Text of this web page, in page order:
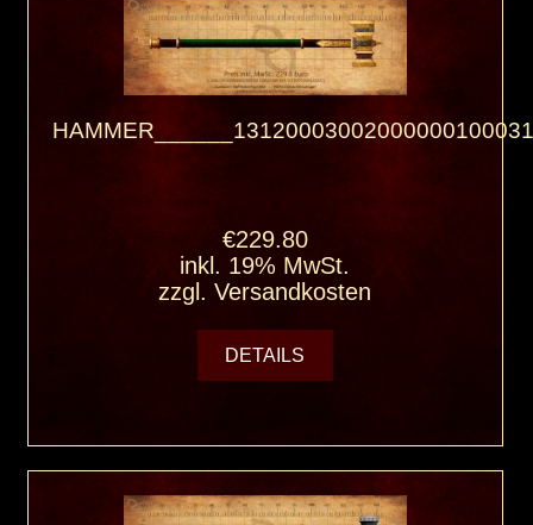
€229.80
inkl. 19% MwSt.
zzgl.Versandkosten
DETAILS